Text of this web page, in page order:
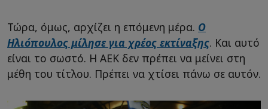
Τώρα, όμως, αρχίζει η επόμενη μέρα. Ο
Ηλιόπουλος μίλησε για χρέος εκτίναξης. Και αυτό
είναι το σωστό. Η ΑΕΚ δεν πρέπει να μείνει στη
μέθη του τίτλου. Πρέπει να χτίσει πάνω σε αυτόν.